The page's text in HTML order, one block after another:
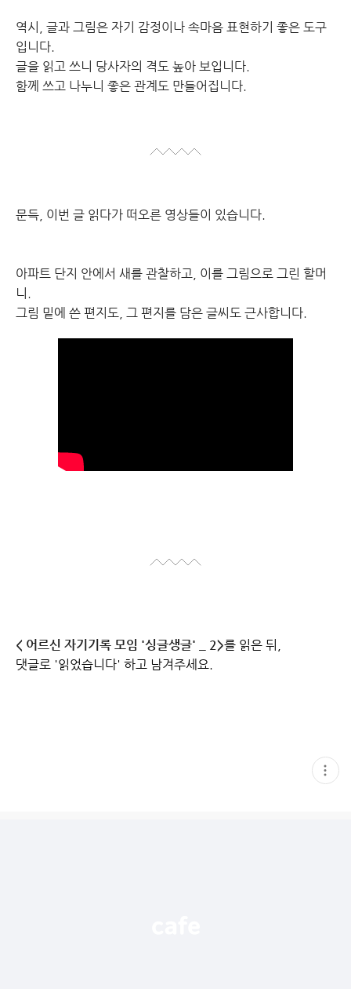
역시, 글과 그림은 자기 감정이나 속마음 표현하기 좋은 도구
입니다.
글을 읽고 쓰니 당사자의 격도 높아 보입니다.
함께 쓰고 나누니 좋은 관계도 만들어집니다.
문득, 이번 글 읽다가 떠오른 영상들이 있습니다.
아파트 단지 안에서 새를 관찰하고, 이를 그림으로 그린 할머
니.
그림 밑에 쓴 편지도, 그 편지를 담은 글씨도 근사합니다.
< 어르신 자기기록 모임 '싱글생글' _ 2>를 읽은 뒤,
댓글로 '읽었습니다' 하고 남겨주세요.
현
재